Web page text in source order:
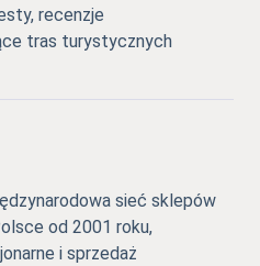
recenzje
tras turystycznych
sieć sklepów
od 2001 roku,
i sprzedaż